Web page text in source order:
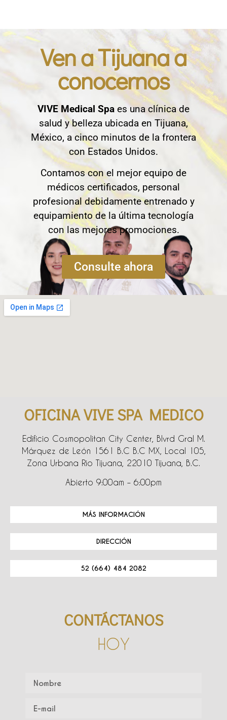
Ven a Tijuana a
conocernos
VIVE Medical Spa es una clínica de
salud y belleza ubicada en Tijuana,
México, a cinco minutos de la frontera
con Estados Unidos.
Contamos con el mejor equipo de
médicos certificados, personal
profesional debidamente entrenado y
equipamiento de la última tecnología
con las mejores promociones.
Consulte ahora
OFICINA VIVE SPA MEDICO
Edificio Cosmopolitan City Center, Blvrd Gral M.
Márquez de León 1561 B.C B.C MX, Local 105,
Zona Urbana Rio Tijuana, 22010 Tijuana, B.C.
Abierto 9:00am – 6:00pm
MÁS INFORMACIÓN
DIRECCIÓN
52 (664) 484 2082
CONTÁCTANOS
HOY